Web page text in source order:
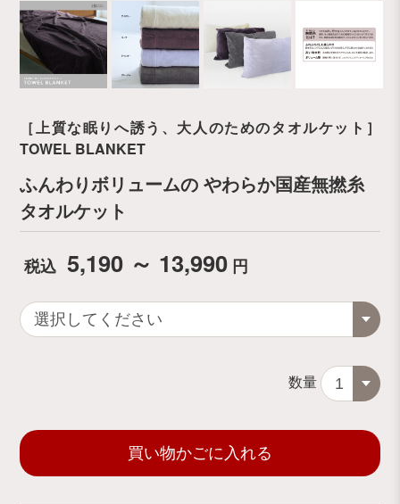
［上質な眠りへ誘う、大人のためのタオルケット］
TOWEL BLANKET
ふんわりボリュームの やわらか国産無撚糸
タオルケット
税込 5,190 ～ 13,990 円
数量
買い物かごに入れる